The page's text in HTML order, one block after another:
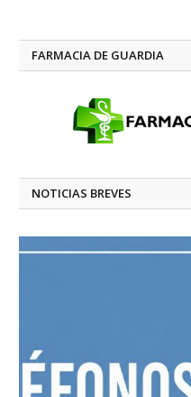
FARMACIA DE GUARDIA
NOTICIAS BREVES